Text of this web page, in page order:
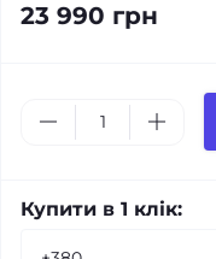
23 990 грн
Купити в 1 клік: